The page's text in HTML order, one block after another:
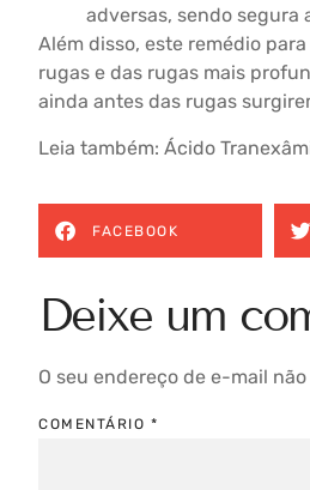
adversas, sendo segura
Além disso, este remédio
rugas e das rugas mais
ainda antes das rugas
Leia também: Ácido
FACEBOOK
Deixe um
O seu endereço de e-mail
COMENTÁRIO *